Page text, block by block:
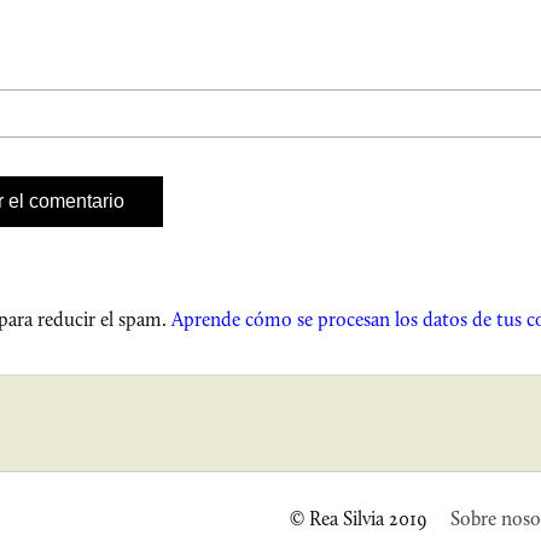
reducir el spam. Aprende cómo se procesan los datos de tus
© Rea Silvia 2019 Sobre